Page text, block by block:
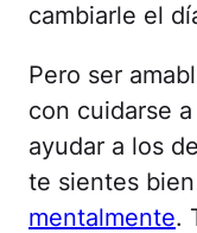
cambiarle el
Pero ser
con cuidarse
ayudar a los
te sientes bien
mentalmente.